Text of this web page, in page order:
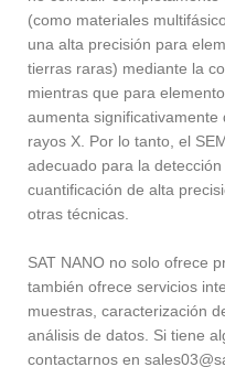
(como materiales
una alta precisión para
tierras raras) mediante la
mientras que para
aumenta
rayos X. Por lo tanto, el
adecuado para la
cuantificación de alta
otras técnicas.
SAT NANO no solo ofrece
también ofrece servicios
muestras, caracterización
análisis de datos. Si tiene
contactarnos en